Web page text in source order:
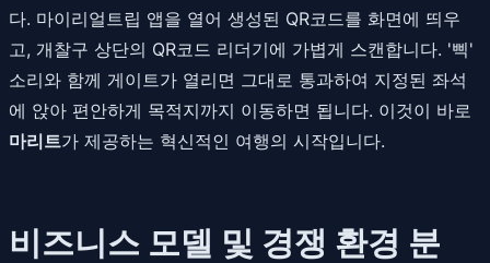
다. 마이리얼트립 앱을 열어 생성된 QR코드를 화면에 띄우
고, 개찰구 상단의 QR코드 리더기에 가볍게 스캔합니다. '삑'
소리와 함께 게이트가 열리면 그대로 통과하여 지정된 좌석
에 앉아 편안하게 목적지까지 이동하면 됩니다. 이것이 바로
마리트가 제공하는 혁신적인 여행의 시작입니다.
비즈니스 모델 및 경쟁 환경 분